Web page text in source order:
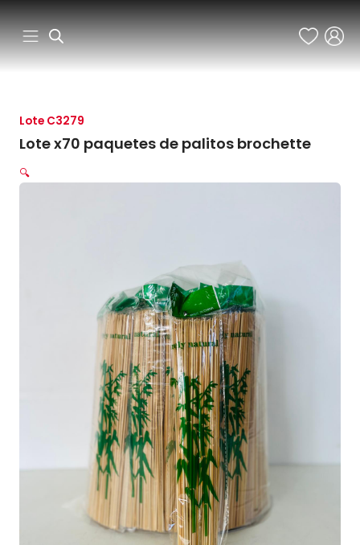
Ir
al
contenido
Lote C3279
Lote x70 paquetes de palitos brochette
🔍